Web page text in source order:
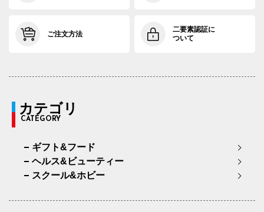
ご注文方法
二要素認証に
ついて
カテゴリ
CATEGORY
ギフト&フード
ヘルス&ビューティー
スクール&ホビー